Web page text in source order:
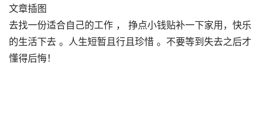
文章插图
去找一份适合自己的工作 ， 挣点小钱贴补一下家用，快乐
的生活下去 。人生短暂且行且珍惜 。不要等到失去之后才
懂得后悔！